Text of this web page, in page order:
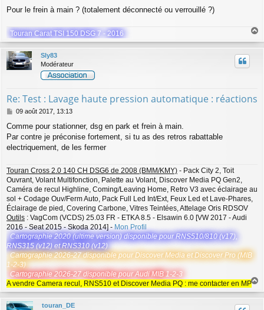
Pour le frein à main ? (totalement déconnecté ou verrouillé ?)
Touran Carat TSI 150 DSG 7 - 2016
u
Sly83
Modérateur
Re: Test : Lavage haute pression automatique : réactions
M
s
s
a
09 août 2017, 13:13
Comme pour stationner, dsg en park et frein à main.
Par contre je préconise fortement, si tu as des retros rabattable
electriquement, de les fermer
Touran Cross 2.0 140 CH DSG6 de 2008 (BMM/KMY) - Pack City 2, Toit
Ouvrant, Volant Multifonction, Palette au Volant, Discover Media PQ Gen2,
Caméra de recul Highline, Coming/Leaving Home, Retro V3 avec éclairage au
sol + Codage Ouv/Ferm Auto, Pack Full Led Int/Ext, Feux Led et Lave-Phares,
Éclairage de pied, Covering Carbone, Vitres Teintées, Attelage Oris RDSOV
Outils : VagCom (VCDS) 25.03 FR - ETKA 8.5 - Elsawin 6.0 [VW 2017 - Audi
2016 - Seat 2015 - Skoda 2014] - Mon Profil
Cartographie 2020 (ultime version) disponible pour RNS510/810 (v17),
RNS315 (v12) et RNS310 (v12)
Cartographie 2026-27 disponible pour Discover Media et Discover Pro (MIB
1-2-3)
Cartographie 2026-27 disponible pour Audi MIB 1-2-3
A vendre Camera recul, RNS510 et Discover Media PQ : me contacter en MP
a
u
touran_DE